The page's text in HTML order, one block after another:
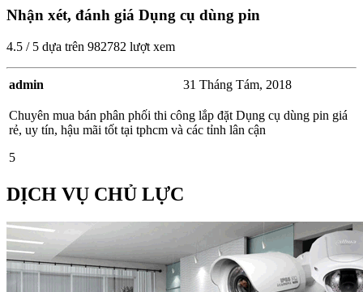
Nhận xét, đánh giá Dụng cụ dùng pin
4.5 / 5 dựa trên 982782 lượt xem
admin 31 Tháng Tám, 2018
Chuyên mua bán phân phối thi công lắp đặt Dụng cụ dùng pin giá
rẻ, uy tín, hậu mãi tốt tại tphcm và các tỉnh lân cận
5
DỊCH VỤ CHỦ LỰC